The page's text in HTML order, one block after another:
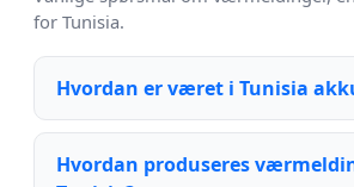
for Tunisia.
Hvordan er været i Tunisia
Hvordan produseres